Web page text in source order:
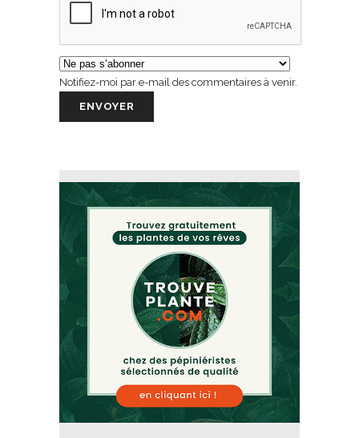
Notifiez-moi par e-mail des commentaires à venir.